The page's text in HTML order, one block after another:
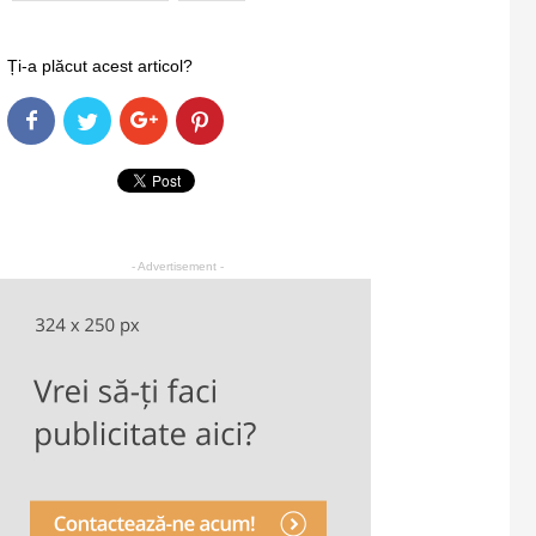
Ți-a plăcut acest articol?
- Advertisement -